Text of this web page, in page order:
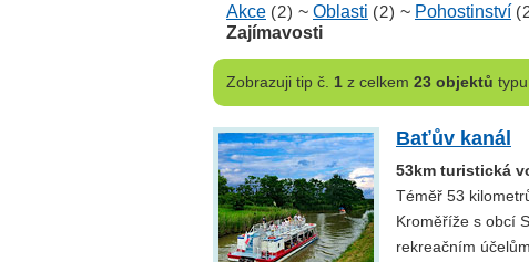
Akce (2) ~ Oblasti (2) ~ Pohostinství
Zajímavosti
Zobrazujitip č. 1z celkem 23 objektů typu
Baťův kanál
53km turistická
Téměř 53
Kroměříže s obcí
rekreačním